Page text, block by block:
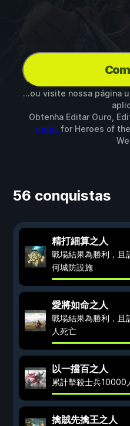
...ou visite nossa página
Obtenha Editar Ouro,
mods for Heroes of
56 conquistas
精打細算之人
戰場結果為勝利，且
何城防設施
愛將如命之人
戰場結果為勝利，且
人死亡
以一擋百之人
累計擊殺士兵10000
擒賊先擒王之人